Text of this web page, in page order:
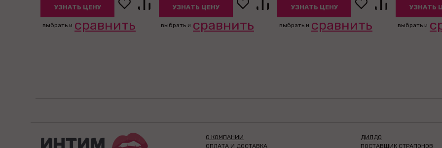
УЗНАТЬ ЦЕНУ
выбрать и сравнить
УЗНАТЬ ЦЕНУ
выбрать и сравнить
УЗНАТЬ ЦЕНУ
выбрать и сравнить
УЗНАТЬ
выбрать и
О КОМПАНИИ
ОПЛАТА И ДОСТАВКА
ДИЛДО
ПОСТАВЩИК СТРАПОНОВ